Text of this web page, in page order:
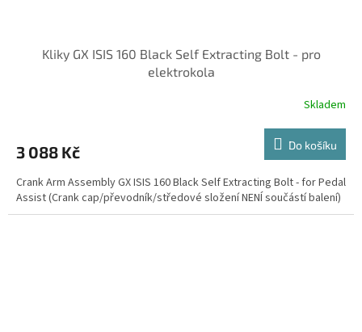
Kliky GX ISIS 160 Black Self Extracting Bolt - pro
elektrokola
Skladem
3 088 Kč Do košíku
Crank Arm Assembly GX ISIS 160 Black Self Extracting Bolt - for Pedal
Assist (Crank cap/převodník/středové složení NENÍ součástí balení)